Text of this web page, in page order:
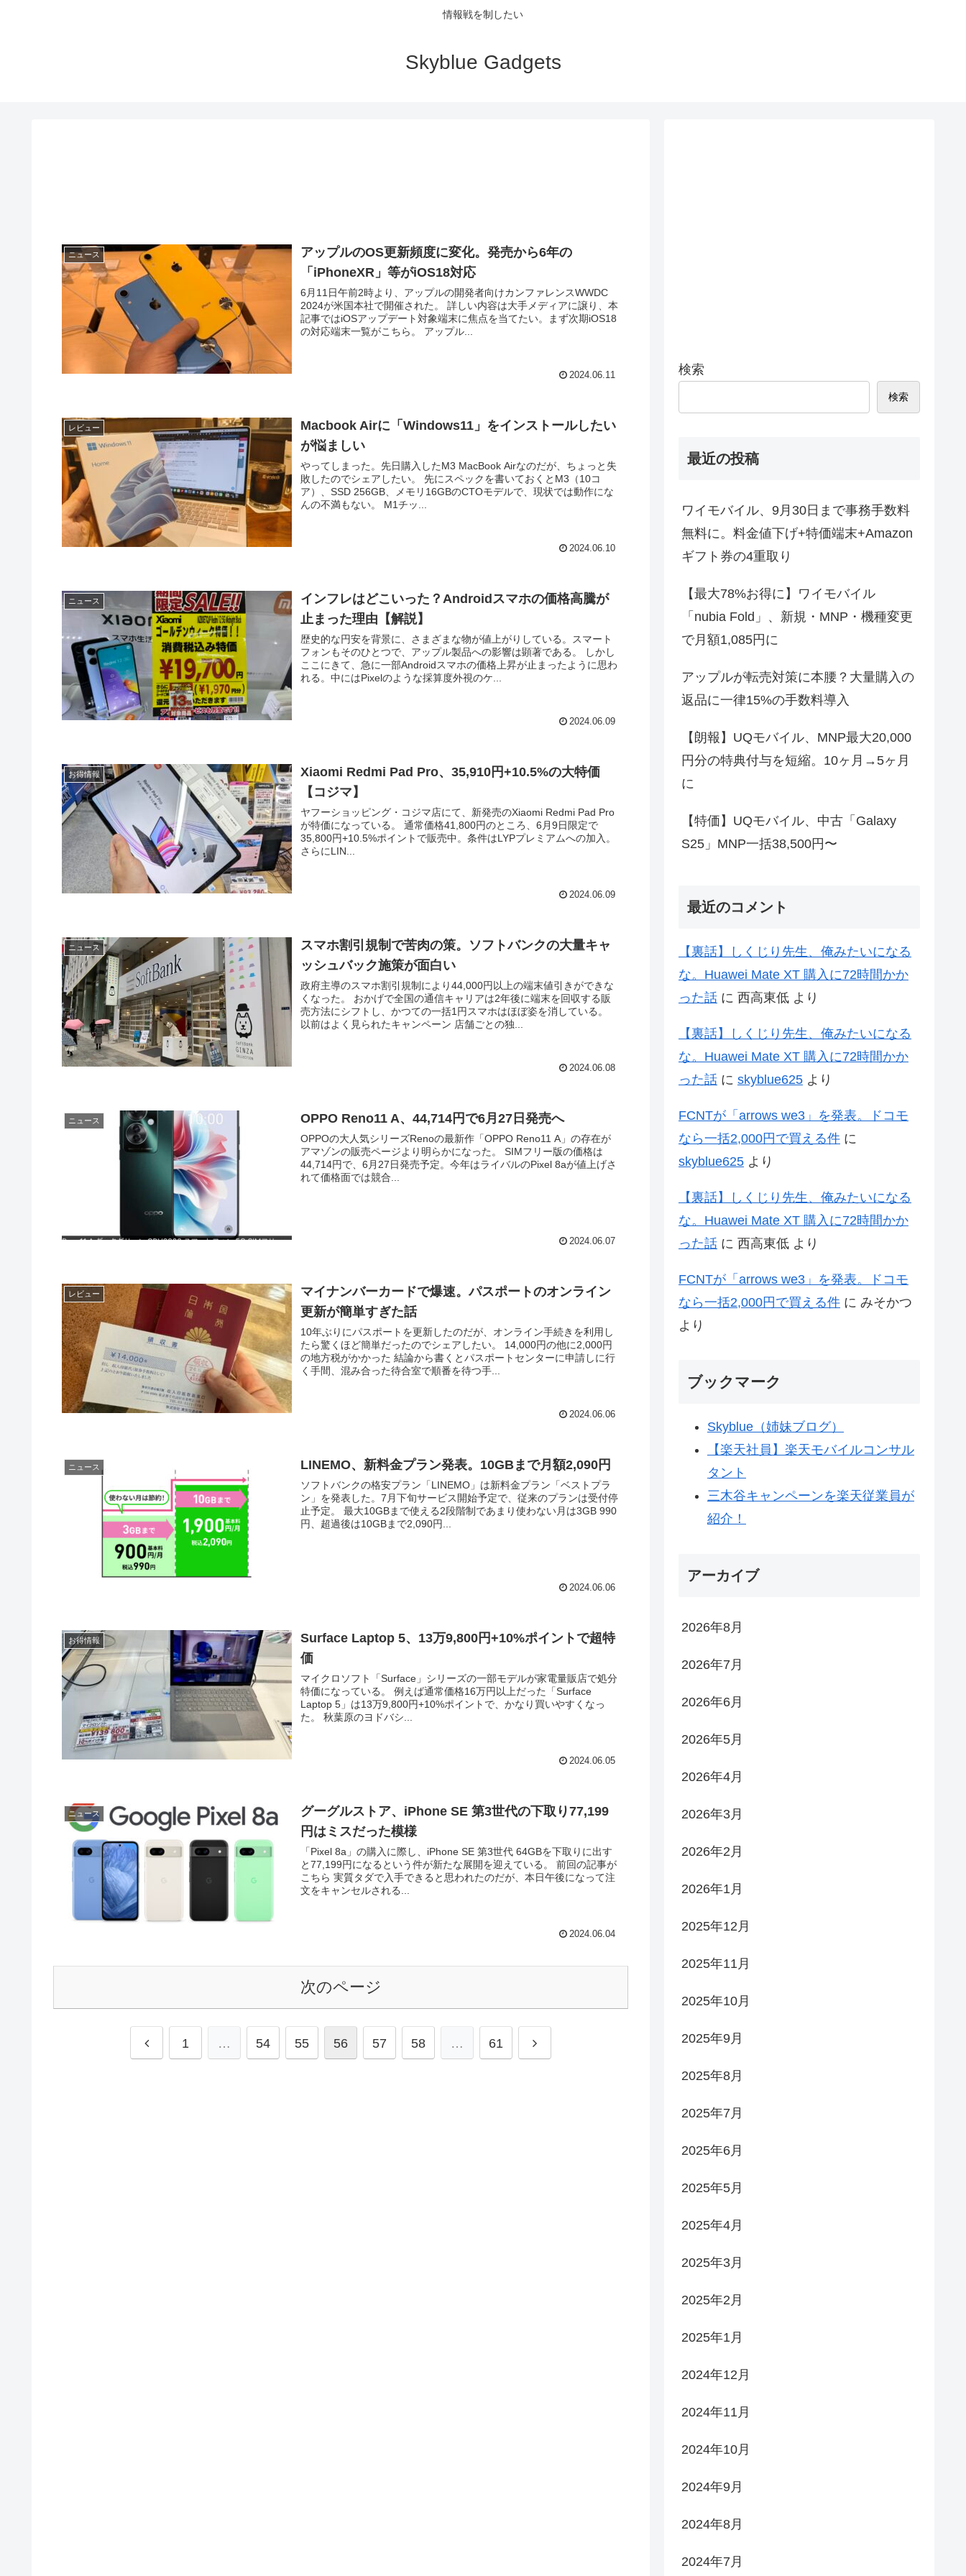
情報戦を制したい
Skyblue Gadgets
ニュース
アップルのOS更新頻度に変化。発売から6年の
「iPhoneXR」等がiOS18対応
6月11日午前2時より、アップルの開発者向けカンファレンスWWDC
2024が米国本社で開催された。 詳しい内容は大手メディアに譲り、本
記事ではiOSアップデート対象端末に焦点を当てたい。まず次期iOS18
の対応端末一覧がこちら。 アップル...
2024.06.11
レビュー
Macbook Airに「Windows11」をインストールしたい
が悩ましい
やってしまった。先日購入したM3 MacBook Airなのだが、ちょっと失
敗したのでシェアしたい。 先にスペックを書いておくとM3（10コ
ア）、SSD 256GB、メモリ16GBのCTOモデルで、現状では動作にな
んの不満もない。 M1チッ...
2024.06.10
ニュース
インフレはどこいった？Androidスマホの価格高騰が
止まった理由【解説】
歴史的な円安を背景に、さまざまな物が値上がりしている。スマート
フォンもそのひとつで、アップル製品への影響は顕著である。 しかし
ここにきて、急に一部Androidスマホの価格上昇が止まったように思わ
れる。中にはPixelのような採算度外視のケ...
2024.06.09
お得情報
Xiaomi Redmi Pad Pro、35,910円+10.5%の大特価
【コジマ】
ヤフーショッピング・コジマ店にて、新発売のXiaomi Redmi Pad Pro
が特価になっている。 通常価格41,800円のところ、6月9日限定で
35,800円+10.5%ポイントで販売中。条件はLYPプレミアムへの加入。
さらにLIN...
2024.06.09
ニュース
スマホ割引規制で苦肉の策。ソフトバンクの大量キャ
ッシュバック施策が面白い
政府主導のスマホ割引規制により44,000円以上の端末値引きができな
くなった。 おかげで全国の通信キャリアは2年後に端末を回収する販
売方法にシフトし、かつての一括1円スマホはほぼ姿を消している。
以前はよく見られたキャンペーン 店舗ごとの独...
2024.06.08
ニュース OPPO Reno11 A、44,714円で6月27日発売へ
OPPOの大人気シリーズRenoの最新作「OPPO Reno11 A」の存在が
アマゾンの販売ページより明らかになった。 SIMフリー版の価格は
44,714円で、6月27日発売予定。今年はライバルのPixel 8aが値上げさ
れて価格面では競合...
2024.06.07
レビュー
マイナンバーカードで爆速。パスポートのオンライン
更新が簡単すぎた話
10年ぶりにパスポートを更新したのだが、オンライン手続きを利用し
たら驚くほど簡単だったのでシェアしたい。 14,000円の他に2,000円
の地方税がかかった 結論から書くとパスポートセンターに申請しに行
く手間、混み合った待合室で順番を待つ手...
2024.06.06
ニュース LINEMO、新料金プラン発表。10GBまで月額2,090円
ソフトバンクの格安プラン「LINEMO」は新料金プラン「ベストプラ
ン」を発表した。7月下旬サービス開始予定で、従来のプランは受付停
止予定。 最大10GBまで使える2段階制であまり使わない月は3GB 990
円、超過後は10GBまで2,090円...
2024.06.06
お得情報
Surface Laptop 5、13万9,800円+10%ポイントで超特
価
マイクロソフト「Surface」シリーズの一部モデルが家電量販店で処分
特価になっている。 例えば通常価格16万円以上だった「Surface
Laptop 5」は13万9,800円+10%ポイントで、かなり買いやすくなっ
た。 秋葉原のヨドバシ...
2024.06.05
ニュース
グーグルストア、iPhone SE 第3世代の下取り77,199
円はミスだった模様
「Pixel 8a」の購入に際し、iPhone SE 第3世代 64GBを下取りに出す
と77,199円になるという件が新たな展開を迎えている。 前回の記事が
こちら 実質タダで入手できると思われたのだが、本日午後になって注
文をキャンセルされる...
2024.06.04
次のページ
前 1 … 54 55 56 57 58 … 61 次
検索
検索
最近の投稿
ワイモバイル、9月30日まで事務手数料
無料に。料金値下げ+特価端末+Amazon
ギフト券の4重取り
【最大78%お得に】ワイモバイル
「nubia Fold」、新規・MNP・機種変更
で月額1,085円に
アップルが転売対策に本腰？大量購入の
返品に一律15%の手数料導入
【朗報】UQモバイル、MNP最大20,000
円分の特典付与を短縮。10ヶ月→5ヶ月
に
【特価】UQモバイル、中古「Galaxy
S25」MNP一括38,500円〜
最近のコメント
【裏話】しくじり先生、俺みたいになる
な。Huawei Mate XT 購入に72時間かか
った話 に 西高東低 より
【裏話】しくじり先生、俺みたいになる
な。Huawei Mate XT 購入に72時間かか
った話 に skyblue625 より
FCNTが「arrows we3」を発表。ドコモ
なら一括2,000円で買える件 に
skyblue625 より
【裏話】しくじり先生、俺みたいになる
な。Huawei Mate XT 購入に72時間かか
った話 に 西高東低 より
FCNTが「arrows we3」を発表。ドコモ
なら一括2,000円で買える件 に みそかつ
より
ブックマーク
Skyblue（姉妹ブログ）
【楽天社員】楽天モバイルコンサル
タント
三木谷キャンペーンを楽天従業員が
紹介！
アーカイブ
2026年8月
2026年7月
2026年6月
2026年5月
2026年4月
2026年3月
2026年2月
2026年1月
2025年12月
2025年11月
2025年10月
2025年9月
2025年8月
2025年7月
2025年6月
2025年5月
2025年4月
2025年3月
2025年2月
2025年1月
2024年12月
2024年11月
2024年10月
2024年9月
2024年8月
2024年7月